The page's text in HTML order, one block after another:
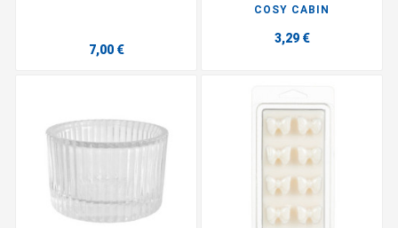
7,00 €
COSY CABIN
3,29 €